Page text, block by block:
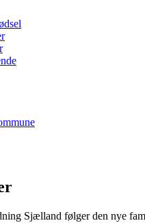
Sjælland følger den nye